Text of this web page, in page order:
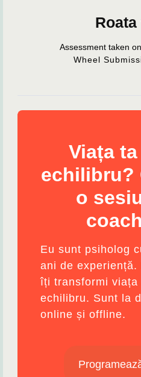
Assessment taken
Wheel
Viața
echilibru?
o
Eu sunt psiholog
ani de
îți transformi viața
echilibru. Sunt la
online și offline.